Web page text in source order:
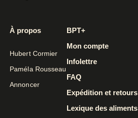
À propos
Hubert Cormier
Paméla Rousseau
Annoncer
BPT+
Mon compte
Infolettre
FAQ
Expédition et retours
Lexique des aliments